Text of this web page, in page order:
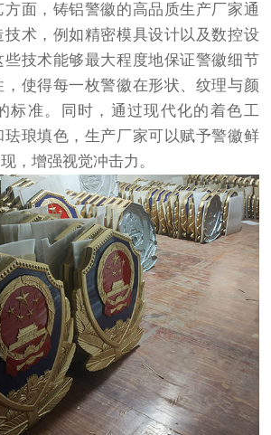
面，铸铝警徽的高品质生产厂家通
术，例如精密模具设计以及数控设
技术能够最大程度地保证警徽细节
使得每一枚警徽在形状、纹理与颜
标准。同时，通过现代化的着色工
琅填色，生产厂家可以赋予警徽鲜
，增强视觉冲击力。